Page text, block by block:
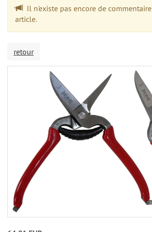
Il n'existe pas encore de
article.
retour